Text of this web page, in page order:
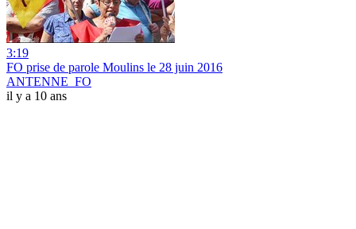
3:19
FO prise de parole Moulins le 28 juin 2016
ANTENNE_FO
il y a 10 ans